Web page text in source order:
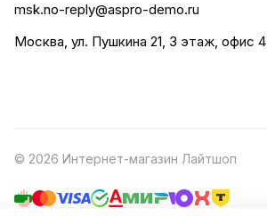
msk.no-reply@aspro-demo.ru
Москва, ул. Пушкина 21, 3 этаж, офис 4
© 2026 Интернет-магазин Лайтшоп